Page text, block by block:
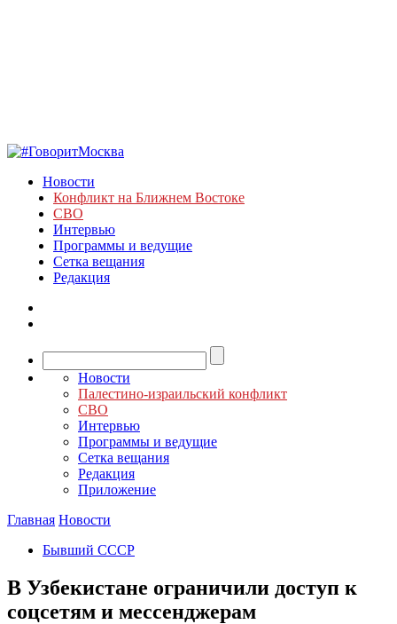
Новости
Конфликт на Ближнем Востоке
СВО
Интервью
Программы и ведущие
Сетка вещания
Редакция
Новости
Палестино-израильский конфликт
СВО
Интервью
Программы и ведущие
Сетка вещания
Редакция
Приложение
Главная Новости
Бывший СССР
В Узбекистане ограничили доступ к
соцсетям и мессенджерам